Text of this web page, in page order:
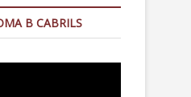
В CABRILS